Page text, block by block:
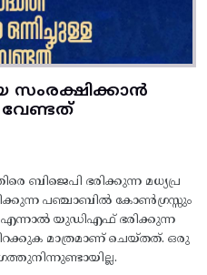
സംരക്ഷിക്കാൻ
വേണ്ടത്
ബിജെപി ഭരിക്കുന്ന മധ്യപ്ര
പഞ്ചാബിൽ കോൺഗ്രസ്സും
എന്നാൽ യുഡിഎഫ് ഭരിക്കുന്ന
മാത്രമാണ് ചെയ്തത്. ഒരു